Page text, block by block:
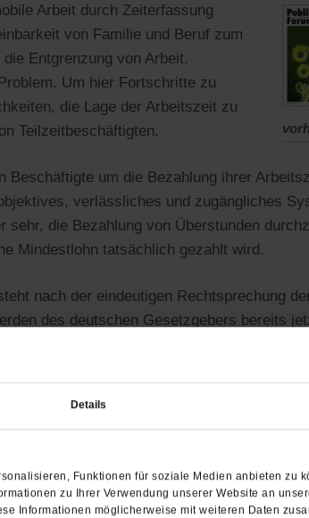
Details
Funktionen für soziale Medien anbieten zu
zu Ihrer Verwendung unserer Website an
Informationen möglicherweise mit weiteren Daten
Arbeit durch Zeiterfassung
von Familie und Beruf zum
Entgrenzung von Arbeit.
Um hier Fortschritte zu
die Lage der Arbeitszeit zu
Teilzeitbeschäftigten.
Beschäftigte um die Bezahlung ihrer
verlässliches und zugängliches
die Bezahlung von Überstunden
Mindestlohn tatsächlich gezahlt wird.
nach der eindeutigen Rechtsprechung
des deutschen Gesetzgebers bereits
eine explizite Regelung, die das
fordern genau das. Das